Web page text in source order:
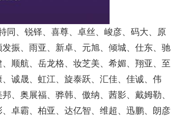
同、锐铎、喜尊、卓丝、峻彦、码大、原
振、雨亚、新卓、元旭、倾城、仕东、驰
顺航、岳龙格、妆芝美、希媚、翔亚、至
诚晟、虹江、旋泰跃、汇佳、佳诚、伟
、奥展福、骅韩、傲纳、茜影、戴姆勒、
卓霸、柏亚、达亿智、维超、迅鹏、朗彦